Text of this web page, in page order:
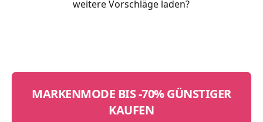
weitere Vorschläge laden?
MARKENMODE BIS -70% GÜNSTIGER
KAUFEN